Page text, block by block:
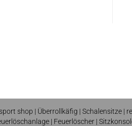
shop | Überrollkäfig | Schalensitze |
| Feuerlöscher |